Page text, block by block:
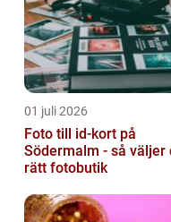
01 juli 2026
Foto till id-kort på
Södermalm - så väljer
rätt fotobutik